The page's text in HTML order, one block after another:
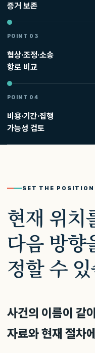
증거 보존
POINT 03
협상·조정·소송
항로 비교
POINT 04
비용·기간·집행
가능성 검토
SET THE POSITION
현재 위치
다음 방향
정할 수
사건의 이름이 같
자료와 현재 절차